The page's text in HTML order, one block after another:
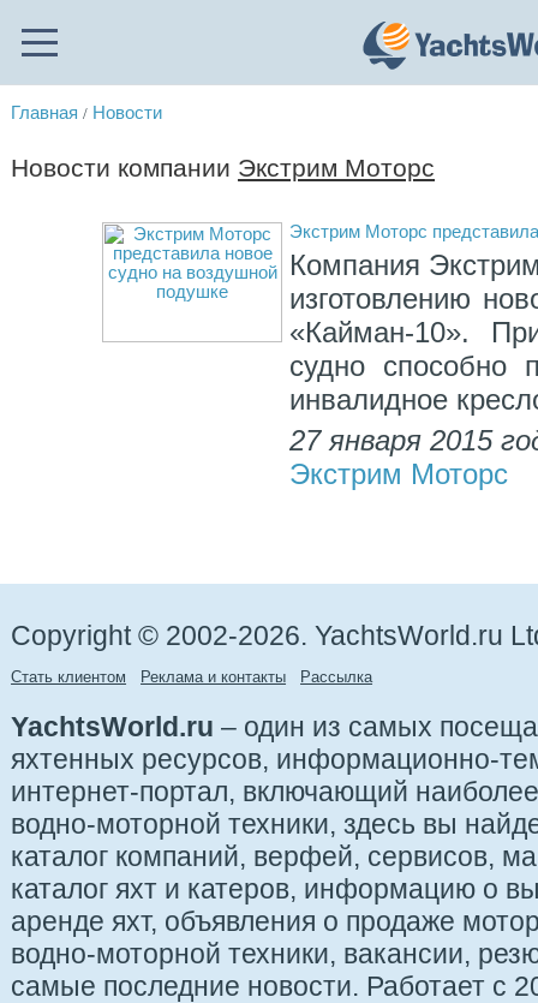
Главная / Новости
Новости компании Экстрим Моторс
Экстрим Моторс
Компания
изготовлению
«Кайман-10».
судно способно
инвалидное
27 января 2015
Экстрим Моторс
Copyright © 2002-2026. YachtsWorld.ru
Стать клиентом Реклама и контакты Рассылка
YachtsWorld.ru – один из самых
яхтенных ресурсов, информационно-
интернет-портал, включающий
водно-моторной техники, здесь вы
каталог компаний, верфей, сервисов,
каталог яхт и катеров, информацию о
аренде яхт, объявления о продаже
водно-моторной техники, вакансии,
самые последние новости. Работает с